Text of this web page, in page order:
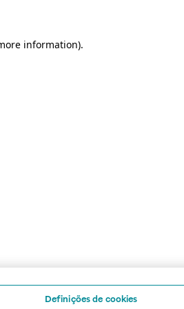
information).
Definições de cookies